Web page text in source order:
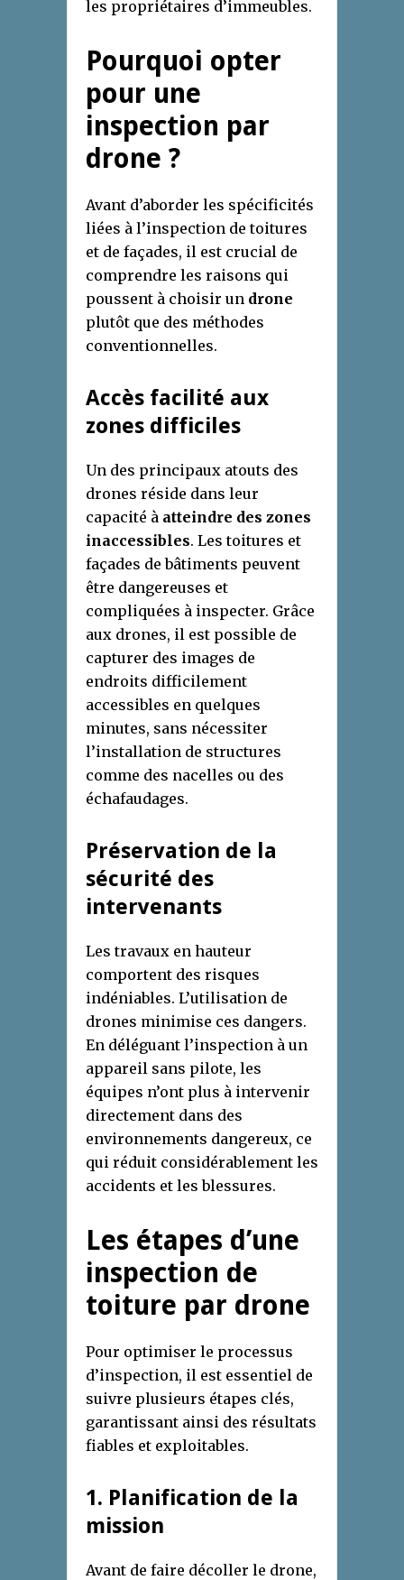
les propriétaires d’immeubles.
Pourquoi opter
pour une
inspection par
drone ?
Avant d’aborder les spécificités
liées à l’inspection de toitures
et de façades, il est crucial de
comprendre les raisons qui
poussent à choisir un drone
plutôt que des méthodes
conventionnelles.
Accès facilité aux
zones difficiles
Un des principaux atouts des
drones réside dans leur
capacité à atteindre des zones
inaccessibles. Les toitures et
façades de bâtiments peuvent
être dangereuses et
compliquées à inspecter. Grâce
aux drones, il est possible de
capturer des images de
endroits difficilement
accessibles en quelques
minutes, sans nécessiter
l’installation de structures
comme des nacelles ou des
échafaudages.
Préservation de la
sécurité des
intervenants
Les travaux en hauteur
comportent des risques
indéniables. L’utilisation de
drones minimise ces dangers.
En déléguant l’inspection à un
appareil sans pilote, les
équipes n’ont plus à intervenir
directement dans des
environnements dangereux, ce
qui réduit considérablement les
accidents et les blessures.
Les étapes d’une
inspection de
toiture par drone
Pour optimiser le processus
d’inspection, il est essentiel de
suivre plusieurs étapes clés,
garantissant ainsi des résultats
fiables et exploitables.
1. Planification de la
mission
Avant de faire décoller le drone,